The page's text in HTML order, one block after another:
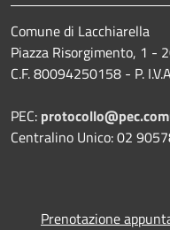
Comune di Lacchiarella
Piazza Risorgimento, 1 -
C.F. 80094250158 - P.
PEC:
Centralino Unico: 02
Prenotazione